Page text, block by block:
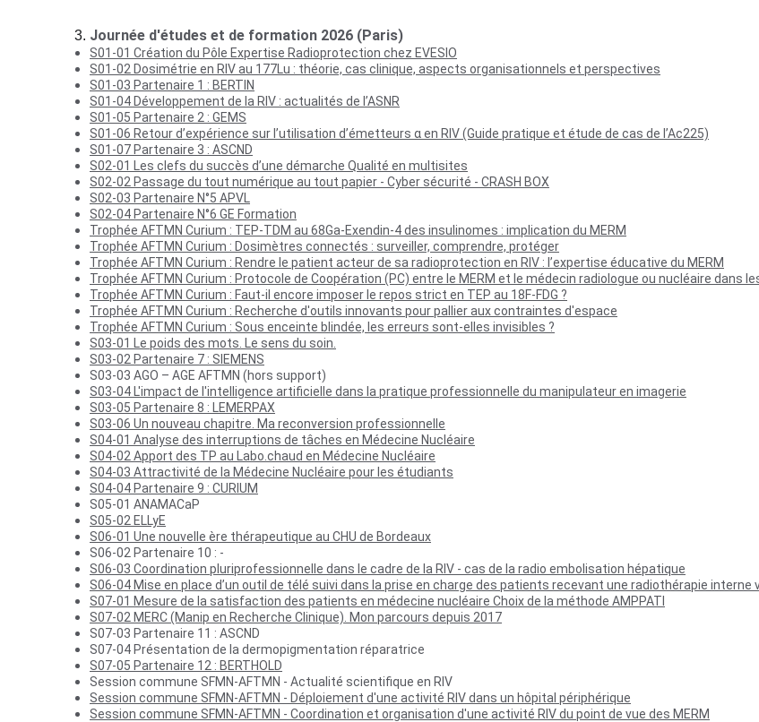
Journée d'études et de formation 2026 (Paris)
S01-01 Création du Pôle Expertise Radioprotection chez EVESIO
S01-02 Dosimétrie en RIV au 177Lu : théorie, cas clinique, aspects organisationnels et perspectives
S01-03 Partenaire 1 : BERTIN
S01-04 Développement de la RIV : actualités de l’ASNR
S01-05 Partenaire 2 : GEMS
S01-06 Retour d’expérience sur l’utilisation d’émetteurs α en RIV (Guide pratique et étude de cas de l’Ac225)
S01-07 Partenaire 3 : ASCND
S02-01 Les clefs du succès d’une démarche Qualité en multisites
S02-02 Passage du tout numérique au tout papier - Cyber sécurité - CRASH BOX
S02-03 Partenaire N°5 APVL
S02-04 Partenaire N°6 GE Formation
Trophée AFTMN Curium : TEP-TDM au 68Ga-Exendin-4 des insulinomes : implication du MERM
Trophée AFTMN Curium : Dosimètres connectés : surveiller, comprendre, protéger
Trophée AFTMN Curium : Rendre le patient acteur de sa radioprotection en RIV : l’expertise éducative du MERM
Trophée AFTMN Curium : Protocole de Coopération (PC) entre le MERM et le médecin radiologue ou nucléaire dans
Trophée AFTMN Curium : Faut-il encore imposer le repos strict en TEP au 18F-FDG ?
Trophée AFTMN Curium : Recherche d'outils innovants pour pallier aux contraintes d'espace
Trophée AFTMN Curium : Sous enceinte blindée, les erreurs sont-elles invisibles ?
S03-01 Le poids des mots. Le sens du soin.
S03-02 Partenaire 7 : SIEMENS
S03-03 AGO – AGE AFTMN (hors support)
S03-04 L'impact de l'intelligence artificielle dans la pratique professionnelle du manipulateur en imagerie
S03-05 Partenaire 8 : LEMERPAX
S03-06 Un nouveau chapitre. Ma reconversion professionnelle
S04-01 Analyse des interruptions de tâches en Médecine Nucléaire
S04-02 Apport des TP au Labo.chaud en Médecine Nucléaire
S04-03 Attractivité de la Médecine Nucléaire pour les étudiants
S04-04 Partenaire 9 : CURIUM
S05-01 ANAMACaP
S05-02 ELLyE
S06-01 Une nouvelle ère thérapeutique au CHU de Bordeaux
S06-02 Partenaire 10 : -
S06-03 Coordination pluriprofessionnelle dans le cadre de la RIV - cas de la radio embolisation hépatique
S06-04 Mise en place d’un outil de télé suivi dans la prise en charge des patients recevant une radiothérapie interne
S07-01 Mesure de la satisfaction des patients en médecine nucléaire Choix de la méthode AMPPATI
S07-02 MERC (Manip en Recherche Clinique). Mon parcours depuis 2017
S07-03 Partenaire 11 : ASCND
S07-04 Présentation de la dermopigmentation réparatrice
S07-05 Partenaire 12 : BERTHOLD
Session commune SFMN-AFTMN - Actualité scientifique en RIV
Session commune SFMN-AFTMN - Déploiement d'une activité RIV dans un hôpital périphérique
Session commune SFMN-AFTMN - Coordination et organisation d'une activité RIV du point de vue des MERM